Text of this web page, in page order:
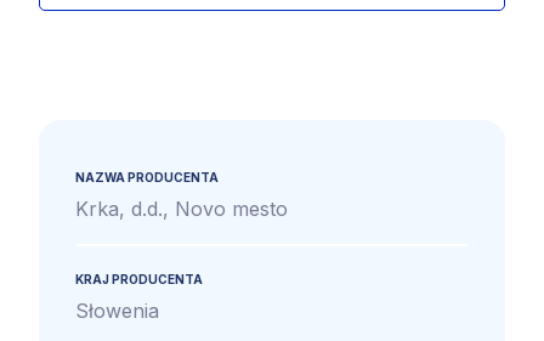
NAZWA PRODUCENTA
Krka, d.d., Novo mesto
KRAJ PRODUCENTA
Słowenia